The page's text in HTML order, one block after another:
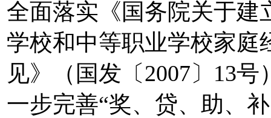
全面落实《国务院关于建
学校和中等职业学校家庭
见》（国发〔2007〕13
一步完善“奖、贷、助、